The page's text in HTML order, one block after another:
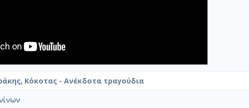
Κόκοτας - Ανέκδοτα τραγούδια